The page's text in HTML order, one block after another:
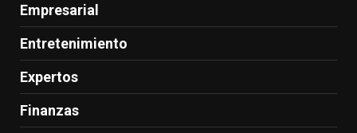
Empresarial
Entretenimiento
Expertos
Finanzas